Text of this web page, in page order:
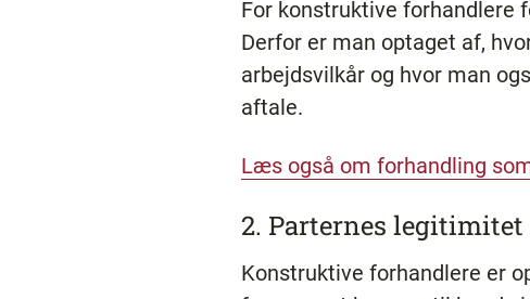
For konstruktive forhandlere
Derfor er man optaget af,
arbejdsvilkår og hvor man
aftale.
​Læs også om forhandling
2. Parternes legitimitet
Konstruktive forhandlere er